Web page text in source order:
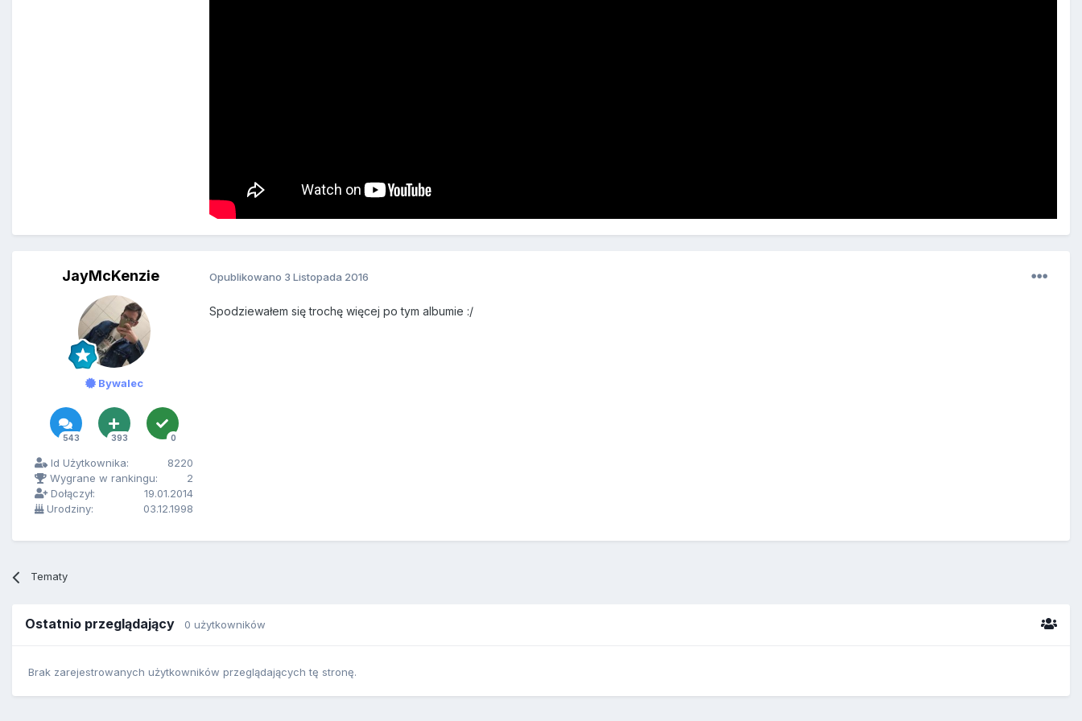
JayMcKenzie
Bywalec
543 393 0
Id Użytkownika:
8220
Wygrane w rankingu:
2
Dołączył:
19.01.2014
Urodziny:
03.12.1998
Opublikowano 3 Listopada 2016
Spodziewałem się trochę więcej po tym albumie :/
Tematy
Ostatnio przeglądający 0 użytkowników
Brak zarejestrowanych użytkowników przeglądających tę stronę.